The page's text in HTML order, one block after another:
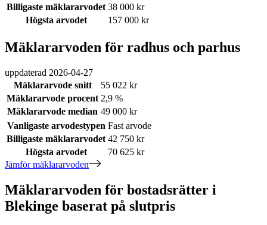
Billigaste mäklararvodet 38 000 kr
Högsta arvodet
157 000 kr
Mäklararvoden för radhus och parhus
uppdaterad 2026-04-27
Mäklararvode snitt
55 022 kr
Mäklararvode procent 2,9 %
Mäklararvode median 49 000 kr
Vanligaste arvodestypen Fast arvode
Billigaste mäklararvodet 42 750 kr
Högsta arvodet
70 625 kr
Jämför mäklararvoden
Mäklararvoden för bostadsrätter i
Blekinge baserat på slutpris